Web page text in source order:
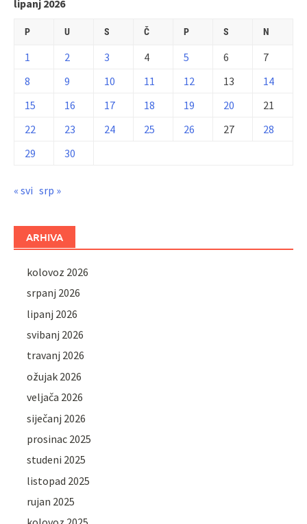
lipanj 2026
P U S Č P S N
1 2 3 4 5 6
7
8
9 10 11 12 13
14
15
16 17 18 19 20
21
22
23 24 25 26 27
28
29
30
« svi srp »
ARHIVA
kolovoz 2026
srpanj 2026
lipanj 2026
svibanj 2026
travanj 2026
ožujak 2026
veljača 2026
siječanj 2026
prosinac 2025
studeni 2025
listopad 2025
rujan 2025